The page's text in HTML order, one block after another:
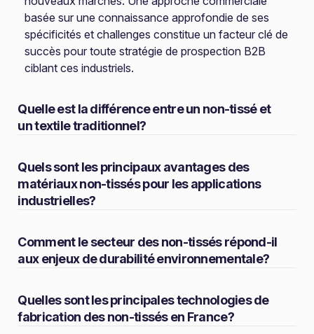
basée sur une connaissance approfondie de ses
spécificités et challenges constitue un facteur clé de
succès pour toute stratégie de prospection B2B
ciblant ces industriels.
Quelle est la différence entre un non-tissé et
un textile traditionnel?
Quels sont les principaux avantages des
matériaux non-tissés pour les applications
industrielles?
Comment le secteur des non-tissés répond-il
aux enjeux de durabilité environnementale?
Quelles sont les principales technologies de
fabrication des non-tissés en France?